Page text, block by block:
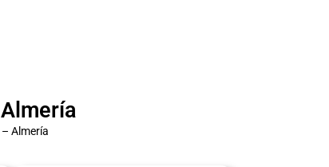
Almería